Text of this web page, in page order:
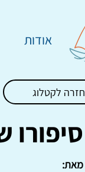
אודות
חזרה לקטלוג
סיפורו
מאת: